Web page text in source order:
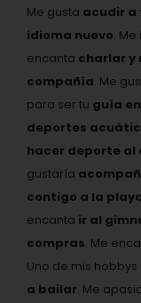
Me gusta acudir a
idioma nuevo.
encanta charlar y
compañía. Me
para ser tu guía
deportes
hacer deporte al
gustaría
contigo a la
encanta ir al
compras. Me
Uno de mis hobbys
a bailar. Me